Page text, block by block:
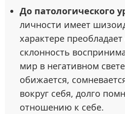
До патологического
личности имеет
характере
склонность
мир в негативном
обижается,
вокруг себя, долго
отношению к себе.